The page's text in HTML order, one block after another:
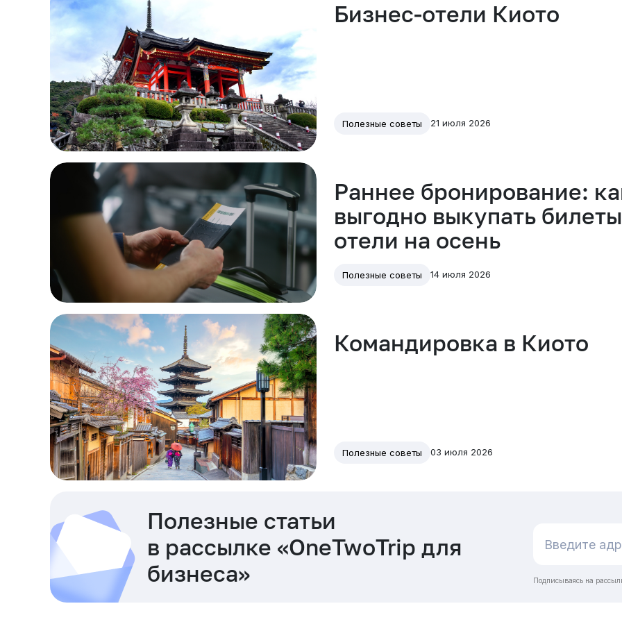
Бизнес-отели Киото
Полезные советы 21 июля 2026
Раннее бронирование:
выгодно выкупать
отели на осень
Полезные советы 14 июля 2026
Командировка в Киото
Полезные советы 03 июля 2026
Полезные статьи
в рассылке «OneTwoTrip для
бизнеса»
Подписываясь на